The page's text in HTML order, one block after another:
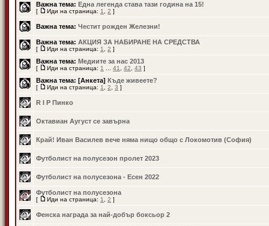
Важна тема: Една легенда става тази година на 15!
[ Иди на страница: 1 2 ]
Важна тема: Честит рожден Железни!
Важна тема: АКЦИЯ ЗА НАБИРАНЕ НА СРЕДСТВА
[ Иди на страница: 1 2 ]
Важна тема: Медиите за нас 2013
[ Иди на страница: 1 41 42 43 ]
Важна тема: [Анкета] Къде живеете?
[ Иди на страница: 1 2 3 ]
R I P Пинко
Октавиан Аугуст се завърна
Край! Иван Василев вече няма нищо общо с Локомотив (София)
Футболист на полусезон пролет 2023
Футболист на полусезона - Есен 2022
Футболист на полусезона
[ Иди на страница: 1 2 ]
Фенска награда за най-добър боксьор 2